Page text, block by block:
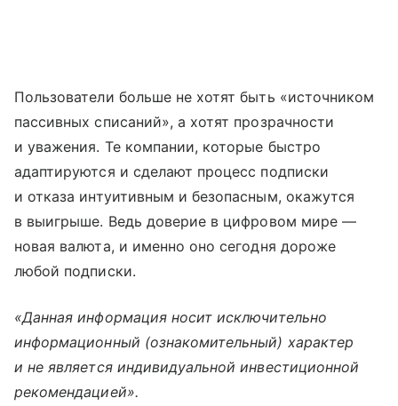
Пользователи больше не хотят быть «источником
пассивных списаний», а хотят прозрачности
и уважения. Те компании, которые быстро
адаптируются и сделают процесс подписки
и отказа интуитивным и безопасным, окажутся
в выигрыше. Ведь доверие в цифровом мире —
новая валюта, и именно оно сегодня дороже
любой подписки.
«Данная информация носит исключительно
информационный (ознакомительный) характер
и не является индивидуальной инвестиционной
рекомендацией».